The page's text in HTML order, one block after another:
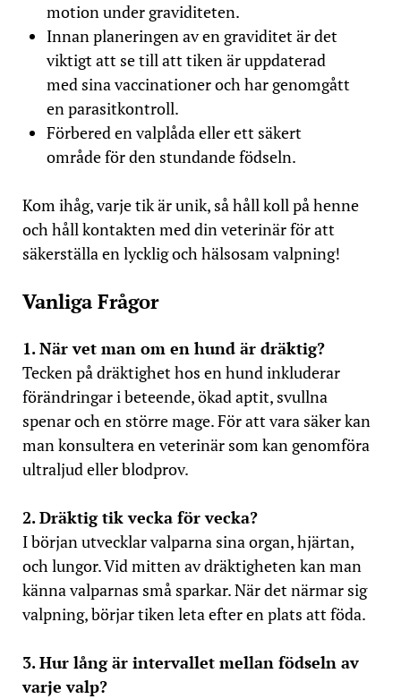
motion under graviditeten.
Innan planeringen av en graviditet är det
viktigt att se till att tiken är uppdaterad
med sina vaccinationer och har genomgått
en parasitkontroll.
Förbered en valplåda eller ett säkert
område för den stundande födseln.
Kom ihåg, varje tik är unik, så håll koll på henne
och håll kontakten med din veterinär för att
säkerställa en lycklig och hälsosam valpning!
Vanliga Frågor
1. När vet man om en hund är dräktig?
Tecken på dräktighet hos en hund inkluderar
förändringar i beteende, ökad aptit, svullna
spenar och en större mage. För att vara säker kan
man konsultera en veterinär som kan genomföra
ultraljud eller blodprov.
2. Dräktig tik vecka för vecka?
I början utvecklar valparna sina organ, hjärtan,
och lungor. Vid mitten av dräktigheten kan man
känna valparnas små sparkar. När det närmar sig
valpning, börjar tiken leta efter en plats att föda.
3. Hur lång är intervallet mellan födseln av
varje valp?